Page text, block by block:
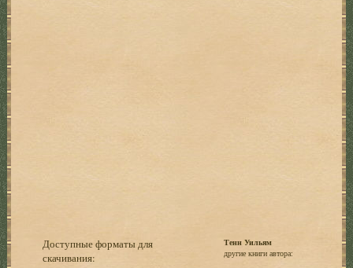
Доступные форматы для
скачивания:
Тенн Уильям
другие книги автора: